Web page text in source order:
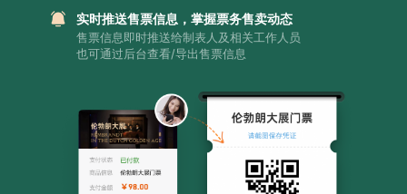
实时推送售票信息，掌握票务售卖动态
售票信息即时推送给制表人及相关工作人员
也可通过后台查看/导出售票信息